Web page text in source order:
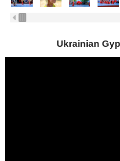
Ukrainian